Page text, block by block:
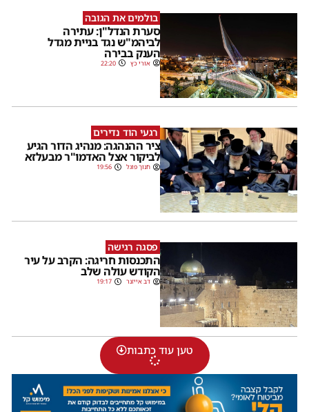
בולמים את הגובה
סערת הנדל"ן: עתירה
לביהמ"ש נגד בניית מגדל
הענק בבירה
אורי כץ 22:20
רגעי הוד נדירים
ציר ההנהגה: מנהיג הדור הגיע
לביקור אצל האדמו"ר מבעלזא
חנוך פוגל 19:56
פסגה רגישה
התכנסות חריגה: הקרב על עיר
הקודש עולה שלב
דב אייזנר 19:17
טען עוד כתבות